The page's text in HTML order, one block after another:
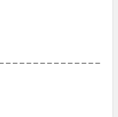
– – – – – – – – – – – – – –